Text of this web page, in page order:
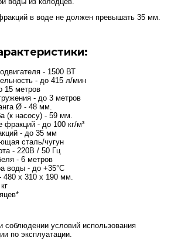
в воде не должен превышать 35 мм.
- 1500 ВТ
- до 415 л/мин
15 метров
- до 3 метров
Ø - 48 мм.
(к насосу) - 59 мм.
фракций - до 100 кг/м³
- до 35 мм
сталь/чугун
- 220В / 50 Гц
- 6 метров
воды - до +35°С
480 х 310 х 190 мм.
соблюдении условий использования
по эксплуатации.